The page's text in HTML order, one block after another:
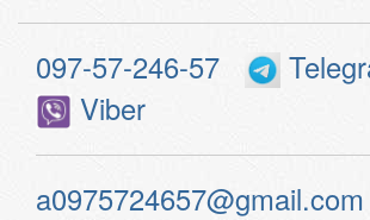
097-57-246-57
Viber
a0975724657@gmail.com